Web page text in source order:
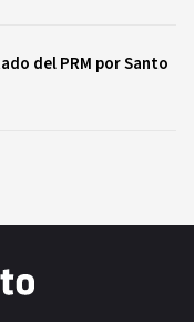
del PRM por Santo